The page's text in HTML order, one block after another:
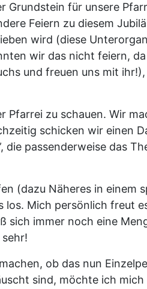
Grundstein für unsere
Feiern zu diesem
wird (diese
wir das nicht feiern,
und freuen uns mit
zu schauen. Wir
schicken wir einen
passenderweise das
(dazu Näheres in einem
Mich persönlich freut
immer noch eine
ob das nun
sind, möchte ich